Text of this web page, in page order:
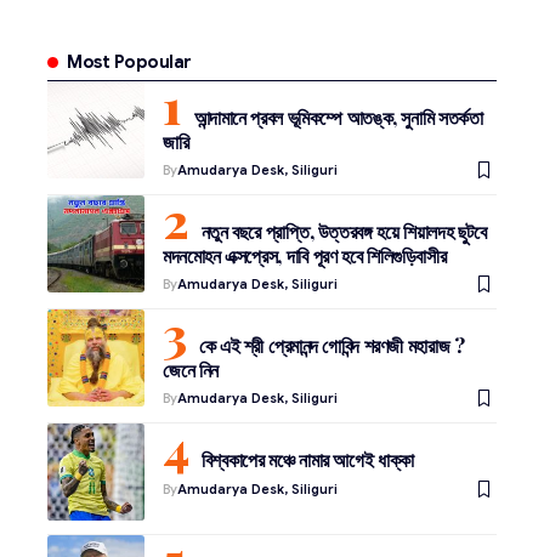
Most Popoular
আন্দামানে প্রবল ভূমিকম্পে আতঙ্ক, সুনামি সতর্কতা
জারি
ByAmudarya Desk, Siliguri
নতুন বছরে প্রাপ্তি, উত্তরবঙ্গ হয়ে শিয়ালদহ ছুটবে
মদনমোহন এক্সপ্রেস, দাবি পূরণ হবে শিলিগুড়িবাসীর
ByAmudarya Desk, Siliguri
কে এই শ্রী প্রেমানন্দ গোবিন্দ শরণজী মহারাজ ?
জেনে নিন
ByAmudarya Desk, Siliguri
বিশ্বকাপের মঞ্চে নামার আগেই ধাক্কা
ByAmudarya Desk, Siliguri